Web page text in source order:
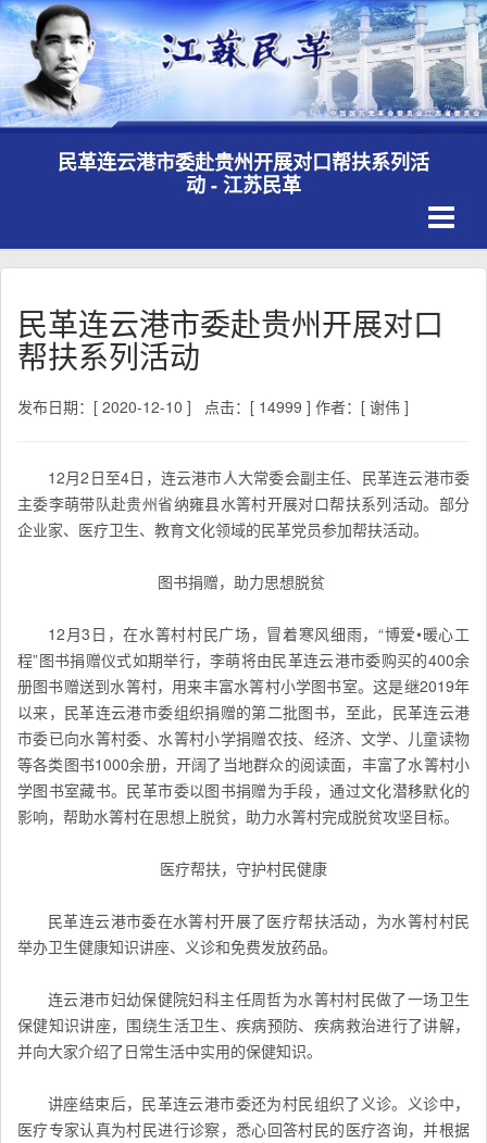
民革连云港市委赴贵州开展对口帮扶系列活
动 - 江苏民革
民革连云港市委赴贵州开展对口
帮扶系列活动
发布日期：[ 2020-12-10 ] 点击：[ 14999 ] 作者：[ 谢伟 ]
12月2日至4日，连云港市人大常委会副主任、民革连云港市委
主委李萌带队赴贵州省纳雍县水箐村开展对口帮扶系列活动。部分
企业家、医疗卫生、教育文化领域的民革党员参加帮扶活动。
图书捐赠，助力思想脱贫
12月3日，在水箐村村民广场，冒着寒风细雨，“博爱•暖心工
程”图书捐赠仪式如期举行，李萌将由民革连云港市委购买的400余
册图书赠送到水箐村，用来丰富水箐村小学图书室。这是继2019年
以来，民革连云港市委组织捐赠的第二批图书，至此，民革连云港
市委已向水箐村委、水箐村小学捐赠农技、经济、文学、儿童读物
等各类图书1000余册，开阔了当地群众的阅读面，丰富了水箐村小
学图书室藏书。民革市委以图书捐赠为手段，通过文化潜移默化的
影响，帮助水箐村在思想上脱贫，助力水箐村完成脱贫攻坚目标。
医疗帮扶，守护村民健康
民革连云港市委在水箐村开展了医疗帮扶活动，为水箐村村民
举办卫生健康知识讲座、义诊和免费发放药品。
连云港市妇幼保健院妇科主任周哲为水箐村村民做了一场卫生
保健知识讲座，围绕生活卫生、疾病预防、疾病救治进行了讲解，
并向大家介绍了日常生活中实用的保健知识。
讲座结束后，民革连云港市委还为村民组织了义诊。义诊中，
医疗专家认真为村民进行诊察，悉心回答村民的医疗咨询，并根据